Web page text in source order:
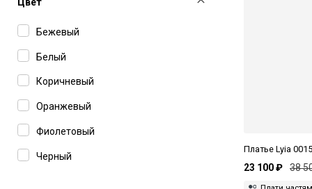
Бежевый
Белый
Коричневый
Оранжевый
Фиолетовый
Черный
Платье Lyia
23 100 ₽ 38